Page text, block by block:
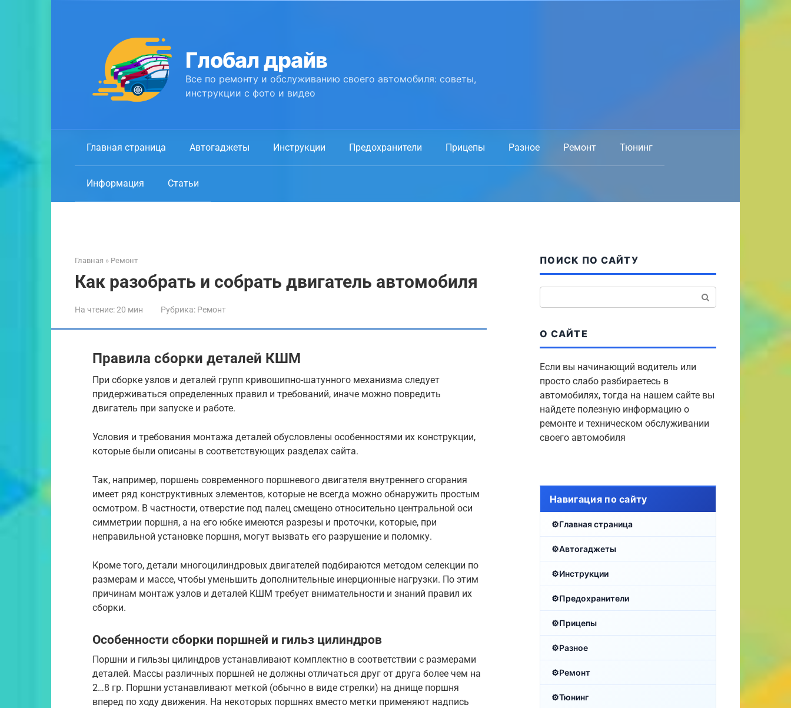
Глобал драйв
Все по ремонту и обслуживанию своего автомобиля: советы,
инструкции с фото и видео
Главная страница Автогаджеты Инструкции Предохранители Прицепы Разное Ремонт Тюнинг
Информация Статьи
Главная » Ремонт
Как разобрать и собрать двигатель автомобиля
На чтение:20 мин Рубрика: Ремонт
Правила сборки деталей КШМ
При сборке узлов и деталей групп кривошипно-шатунного механизма следует
придерживаться определенных правил и требований, иначе можно повредить
двигатель при запуске и работе.
Условия и требования монтажа деталей обусловлены особенностями их конструкции,
которые были описаны в соответствующих разделах сайта.
Так, например, поршень современного поршневого двигателя внутреннего сгорания
имеет ряд конструктивных элементов, которые не всегда можно обнаружить простым
осмотром. В частности, отверстие под палец смещено относительно центральной оси
симметрии поршня, а на его юбке имеются разрезы и проточки, которые, при
неправильной установке поршня, могут вызвать его разрушение и поломку.
Кроме того, детали многоцилиндровых двигателей подбираются методом селекции по
размерам и массе, чтобы уменьшить дополнительные инерционные нагрузки. По этим
причинам монтаж узлов и деталей КШМ требует внимательности и знаний правил их
сборки.
Особенности сборки поршней и гильз цилиндров
Поршни и гильзы цилиндров устанавливают комплектно в соответствии с размерами
деталей. Массы различных поршней не должны отличаться друг от друга более чем на
2…8 гр. Поршни устанавливают меткой (обычно в виде стрелки) на днище поршня
вперед по ходу движения. На некоторых поршнях вместо метки применяют надпись
ПОИСК ПО САЙТУ
О САЙТЕ
Если вы начинающий водитель или
просто слабо разбираетесь в
автомобилях, тогда на нашем сайте вы
найдете полезную информацию о
ремонте и техническом обслуживании
своего автомобиля
Навигация по сайту
Главная страница
Автогаджеты
Инструкции
Предохранители
Прицепы
Разное
Ремонт
Тюнинг